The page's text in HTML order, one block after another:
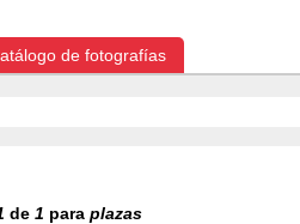
de fotografías
de 1 para plazas